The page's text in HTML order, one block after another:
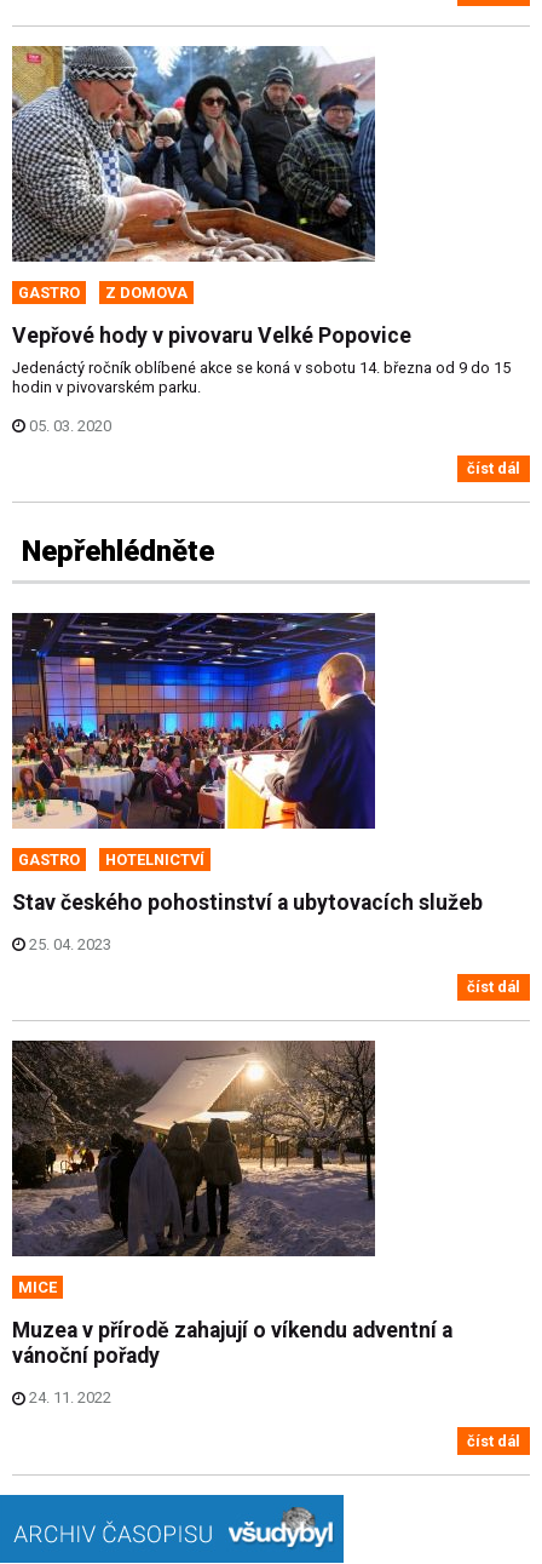
GASTRO Z DOMOVA
Vepřové hody v pivovaru Velké Popovice
Jedenáctý ročník oblíbené akce se koná v sobotu 14. března od 9 do 15
hodin v pivovarském parku.
05. 03. 2020
číst dál
Nepřehlédněte
GASTRO HOTELNICTVÍ
Stav českého pohostinství a ubytovacích služeb
25. 04. 2023
číst dál
MICE
Muzea v přírodě zahajují o víkendu adventní a
vánoční pořady
24. 11. 2022
číst dál